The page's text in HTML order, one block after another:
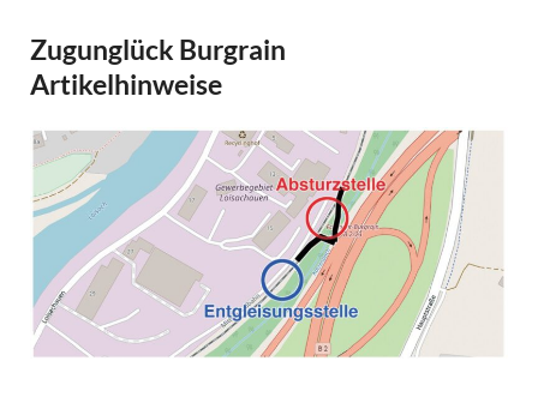
Zugunglück Burgrain
Artikelhinweise